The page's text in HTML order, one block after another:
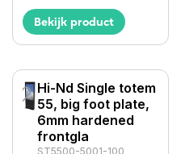
Bekijk product
Hi-Nd Single totem
55, big foot plate,
6mm hardened
frontgla
ST5500-5001-100